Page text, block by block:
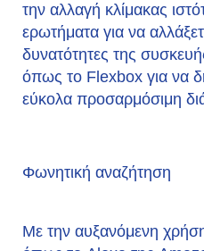
την αλλαγή κλίμακας
ερωτήματα για να
δυνατότητες της
όπως το Flexbox για να
εύκολα προσαρμόσιμη
Φωνητική αναζήτηση
Με την αυξανόμενη